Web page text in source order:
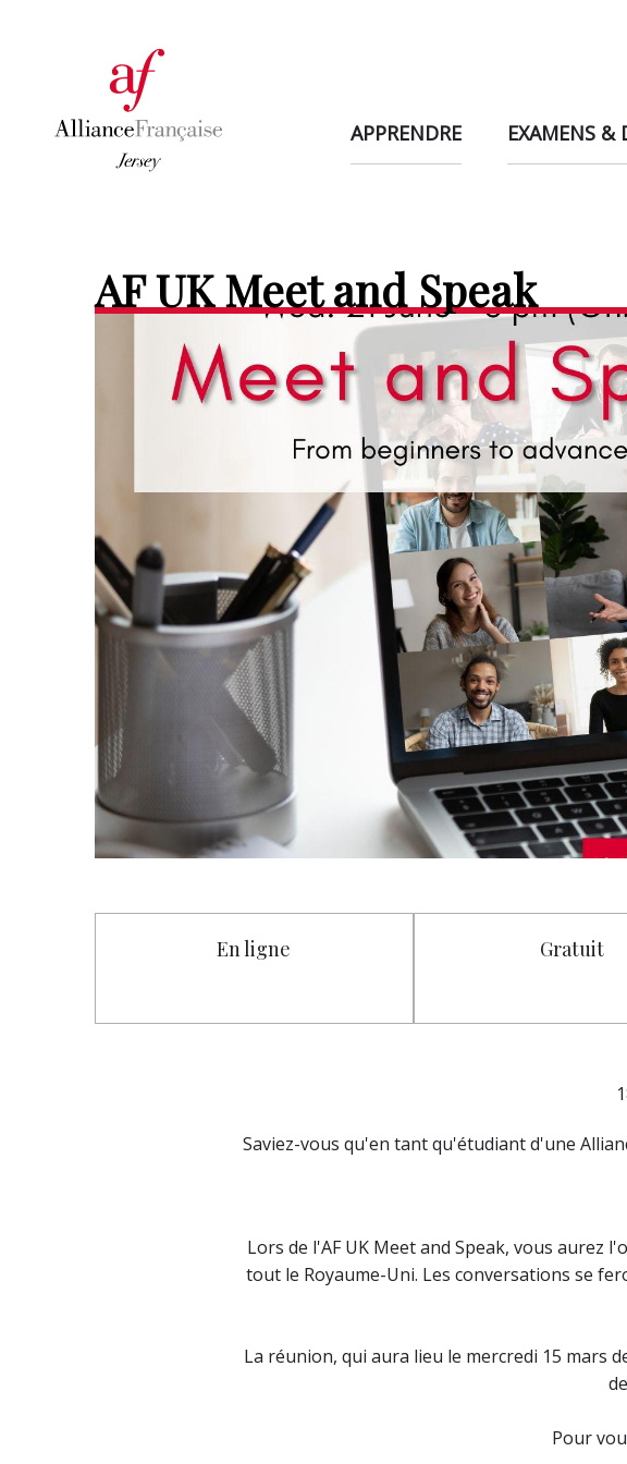
APPRENDRE EXAMENS &
AF UK Meet and Speak
En ligne Gratuit
Saviez-vous qu'en tant qu'étudiant d'une
Lors de l'AF UK Meet and Speak, vous aurez
tout le Royaume-Uni. Les conversations se
La réunion, qui aura lieu le mercredi 15 mars
Pour